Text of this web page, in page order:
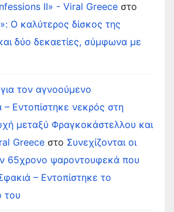
II» - Viral Greece στο
Ο καλύτερος δίσκος της
δύο δεκαετίες, σύμφωνα με
τον αγνοούμενο
Εντοπίστηκε νεκρός στη
μεταξύ Φραγκοκάστελλου και
Greece στο Συνεχίζονται οι
65χρονο ψαροντουφεκά που
– Εντοπίστηκε το
του